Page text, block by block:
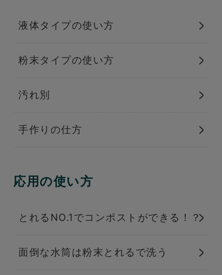
液体タイプの使い方
粉末タイプの使い方
汚れ別
手作りの仕方
応用の使い方
とれるNO.1でコンポストができる！？
面倒な水筒は粉末とれるで洗う